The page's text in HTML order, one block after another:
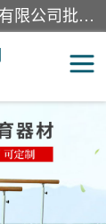
【1分钟前更新】盐山洛龙体育器材销售有限公司批量供应：300米障碍器材、400米障碍器材、部队训练器材、双杠、体操垫、舞蹈把杆等产品。盐山洛龙体育器材销售有限公司经过多年的发展，集研发，生产，销售，售后服务为一体. 奉行“质量，信誉，服务”的宗旨，以开拓创新的精神和真诚守信的态度积极进取。